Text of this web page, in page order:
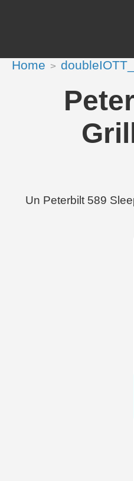
Home
Un Peterbilt 589